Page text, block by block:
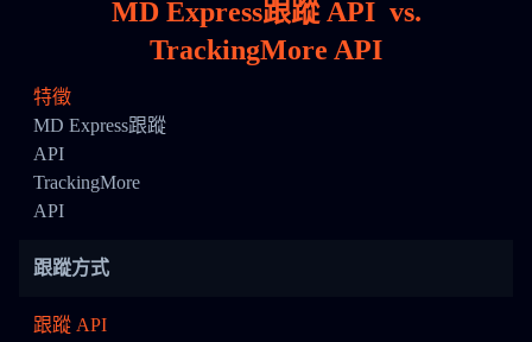
MD Express跟蹤 API vs.
TrackingMore API
特徵
MD Express跟蹤
API
TrackingMore
API
跟蹤方式
跟蹤 API